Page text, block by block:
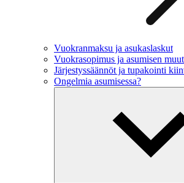
Vuokranmaksu ja asukaslaskut
Vuokrasopimus ja asumisen
Järjestyssäännöt ja tupakointi
Ongelmia asumisessa?